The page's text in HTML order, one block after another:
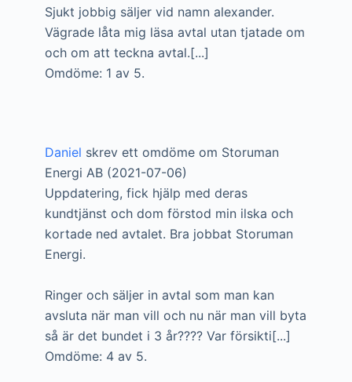
Sjukt jobbig säljer vid namn alexander.
Vägrade låta mig läsa avtal utan tjatade om
och om att teckna avtal.[...]
Omdöme: 1 av 5.
Daniel skrev ett omdöme om Storuman
Energi AB (2021-07-06)
Uppdatering, fick hjälp med deras
kundtjänst och dom förstod min ilska och
kortade ned avtalet. Bra jobbat Storuman
Energi.
Ringer och säljer in avtal som man kan
avsluta när man vill och nu när man vill byta
så är det bundet i 3 år???? Var försikti[...]
Omdöme: 4 av 5.